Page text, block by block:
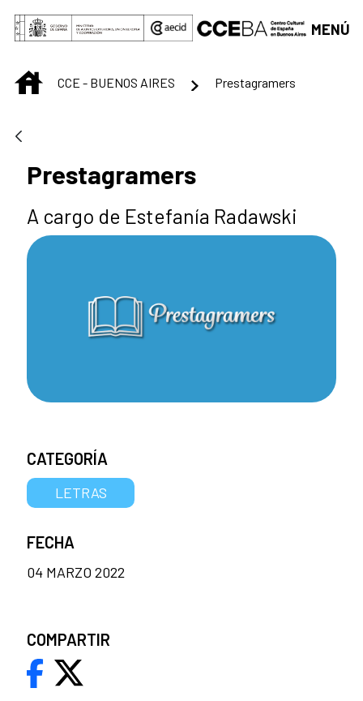
Saltar al contenido principal
MENÚ
INICIOCCE - BUENOS AIRES Prestagramers
Prestagramers
A cargo de Estefanía Radawski
CATEGORÍA
LETRAS
FECHA
04 MARZO 2022
COMPARTIR